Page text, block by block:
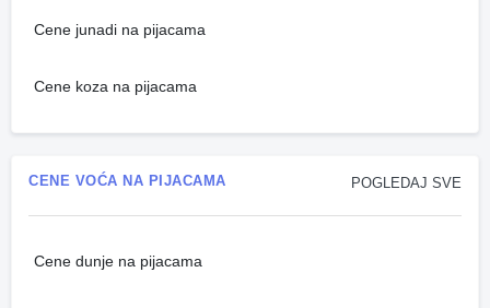
Cene junadi na pijacama
Cene koza na pijacama
POGLEDAJ SVE
CENE VOĆA NA PIJACAMA
Cene dunje na pijacama